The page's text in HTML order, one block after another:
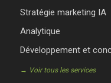
Stratégie marketing IA
Analytique
Développement et
→ Voir tous les services